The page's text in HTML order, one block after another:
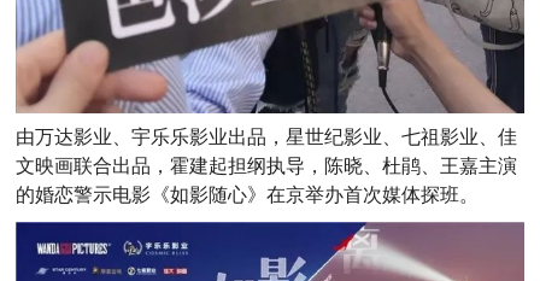
由万达影业、宇乐乐影业出品，星世纪影业、七祖影业、佳
文映画联合出品，霍建起担纲执导，陈晓、杜鹃、王嘉主演
的婚恋警示电影《如影随心》在京举办首次媒体探班。